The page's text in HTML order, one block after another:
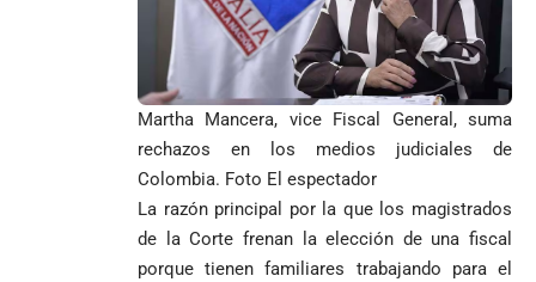
Martha Mancera, vice Fiscal General, suma
rechazos en los medios judiciales de
Colombia. Foto El espectador
La razón principal por la que los magistrados
de la Corte frenan la elección de una fiscal
porque tienen familiares trabajando para el